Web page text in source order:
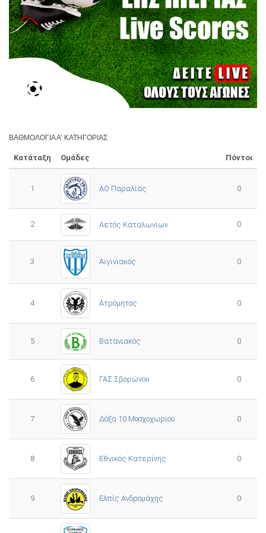
ΒΑΘΜΟΛΟΓΊΑ Α’ ΚΑΤΗΓΟΡΊΑΣ
Κατάταξη Ομάδες Πόντοι
1 ΑΟ Παραλίας 0
2 Αετός Καταλωνίων 0
3 Αιγινιακός 0
4 Ατρόμητος 0
5 Βατανιακός 0
6 ΓΑΣ Σβορώνου 0
7 Δόξα 10 Μοσχοχωρίου 0
8 Εθνικός Κατερίνης 0
9 Ελπίς Ανδρομάχης 0